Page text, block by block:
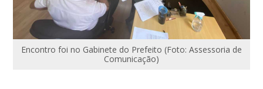
Encontro foi no Gabinete do Prefeito (Foto: Assessoria de
Comunicação)